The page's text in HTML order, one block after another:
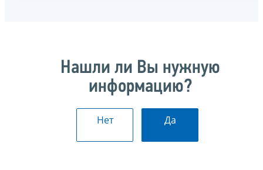
Нашли ли Вы нужную
информацию?
Нет Да